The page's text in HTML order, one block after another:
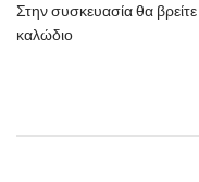
Στην συσκευασία θα
καλώδιο